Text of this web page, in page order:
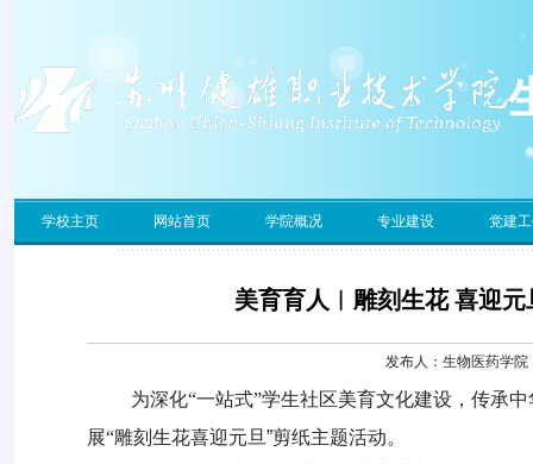
学校主页 网站首页 学院概况 专业建设 党建
美育育人︱雕刻生花 喜迎
发布人：生物医药学
为深化“一站式”学生社区美育文化建设，传承
展“雕刻生花喜迎元旦”剪纸主题活动。